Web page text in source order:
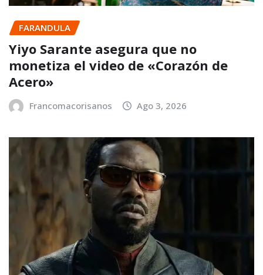
FARANDULA
Yiyo Sarante asegura que no
monetiza el video de «Corazón de
Acero»
Francomacorisanos Ago 3, 2026